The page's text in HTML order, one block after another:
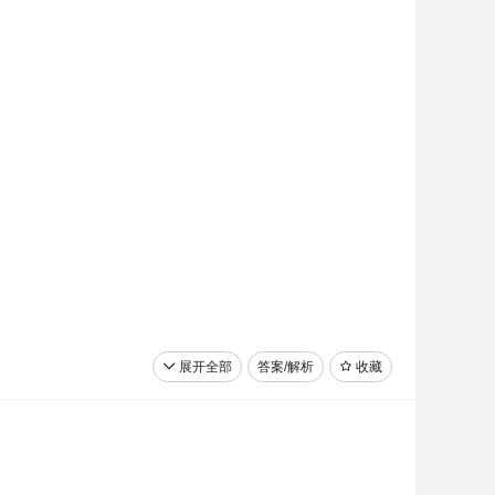
收藏
答案/解析
展开全部